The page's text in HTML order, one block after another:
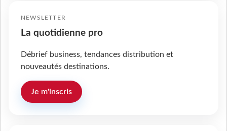
NEWSLETTER
La quotidienne pro
Débrief business, tendances distribution et
nouveautés destinations.
Je m'inscris